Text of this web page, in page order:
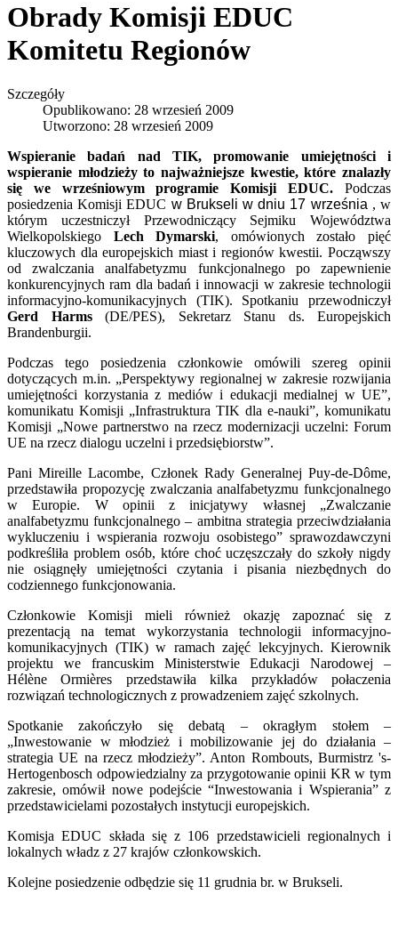
Obrady Komisji EDUC
Komitetu Regionów
Szczegóły
Opublikowano: 28 wrzesień 2009
Utworzono: 28 wrzesień 2009
Wspieranie badań nad TIK, promowanie umiejętności i
wspieranie młodzieży to najważniejsze kwestie, które znalazły
się we wrześniowym programie Komisji EDUC. Podczas
posiedzenia Komisji EDUC w Brukseli w dniu 17 września , w
którym uczestniczył Przewodniczący Sejmiku Województwa
Wielkopolskiego Lech Dymarski, omówionych zostało pięć
kluczowych dla europejskich miast i regionów kwestii. Począwszy
od zwalczania analfabetyzmu funkcjonalnego po zapewnienie
konkurencyjnych ram dla badań i innowacji w zakresie technologii
informacyjno-komunikacyjnych (TIK). Spotkaniu przewodniczył
Gerd Harms(DE/PES), Sekretarz Stanu ds. Europejskich
Brandenburgii.
Podczas tego posiedzenia członkowie omówili szereg opinii
dotyczących m.in. „Perspektywy regionalnej w zakresie rozwijania
umiejętności korzystania z mediów i edukacji medialnej w UE”,
komunikatu Komisji „Infrastruktura TIK dla e-nauki”, komunikatu
Komisji „Nowe partnerstwo na rzecz modernizacji uczelni: Forum
UE na rzecz dialogu uczelni i przedsiębiorstw”.
Pani Mireille Lacombe, Członek Rady Generalnej Puy-de-Dôme,
przedstawiła propozycję zwalczania analfabetyzmu funkcjonalnego
w Europie. W opinii z inicjatywy własnej „Zwalczanie
analfabetyzmu funkcjonalnego – ambitna strategia przeciwdziałania
wykluczeniu i wspierania rozwoju osobistego” sprawozdawczyni
podkreśliła problem osób, które choć uczęszczały do szkoły nigdy
nie osiągnęły umiejętności czytania i pisania niezbędnych do
codziennego funkcjonowania.
Członkowie Komisji mieli również okazję zapoznać się z
prezentacją na temat wykorzystania technologii informacyjno-
komunikacyjnych (TIK) w ramach zajęć lekcyjnych. Kierownik
projektu we francuskim Ministerstwie Edukacji Narodowej –
Hélène Ormières przedstawiła kilka przykładów połaczenia
rozwiązań technologicznych z prowadzeniem zajęć szkolnych.
Spotkanie zakończyło się debatą – okragłym stołem –
„Inwestowanie w młodzież i mobilizowanie jej do działania –
strategia UE na rzecz młodzieży”. Anton Rombouts, Burmistrz 's-
Hertogenbosch odpowiedzialny za przygotowanie opinii KR w tym
zakresie, omówił nowe podejście “Inwestowania i Wspierania” z
przedstawicielami pozostałych instytucji europejskich.
Komisja EDUC składa się z 106 przedstawicieli regionalnych i
lokalnych władz z 27 krajów członkowskich.
Kolejne posiedzenie odbędzie się 11 grudnia br. w Brukseli.